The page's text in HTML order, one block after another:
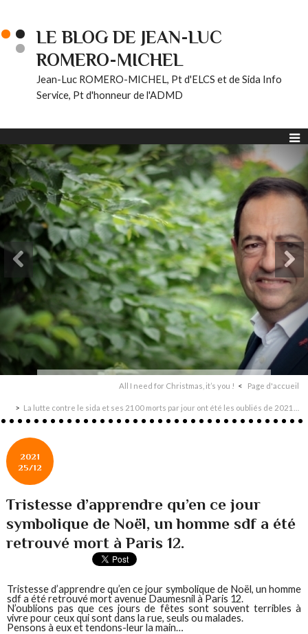
LE BLOG DE JEAN-LUC
ROMERO-MICHEL
Jean-Luc ROMERO-MICHEL, Pt d'ELCS et de Sida Info
Service, Pt d'honneur de l'ADMD
All I need for Christmas, it’s you ! Page d'accueil
La lutte contre le sida et ses 2100 morts par jour ont été les oubliés de 2021…
2021
25/12
Tristesse d’apprendre qu’en ce jour
symbolique de Noël, un homme sdf a été
retrouvé mort à Paris 12.
Tristesse d’apprendre qu’en ce jour symbolique de Noël, un homme
sdf a été retrouvé mort avenue Daumesnil à Paris 12.
N’oublions pas que ces jours de fêtes sont souvent terribles à
vivre pour ceux qui sont dans la rue, seuls ou malades.
Pensons à eux et tendons-leur la main…